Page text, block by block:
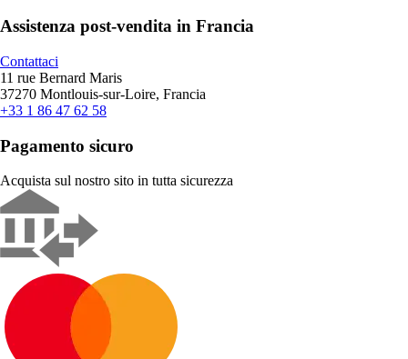
Assistenza post-vendita in Francia
Contattaci
11 rue Bernard Maris
37270 Montlouis-sur-Loire, Francia
+33 1 86 47 62 58
Pagamento sicuro
Acquista sul nostro sito in tutta sicurezza